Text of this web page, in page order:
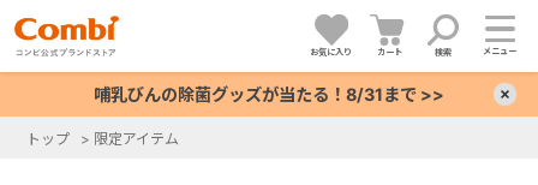
お気に入り カート 検索 メニュー
哺乳びんの除菌グッズが当たる！8/31まで >>
トップ > 限定アイテム